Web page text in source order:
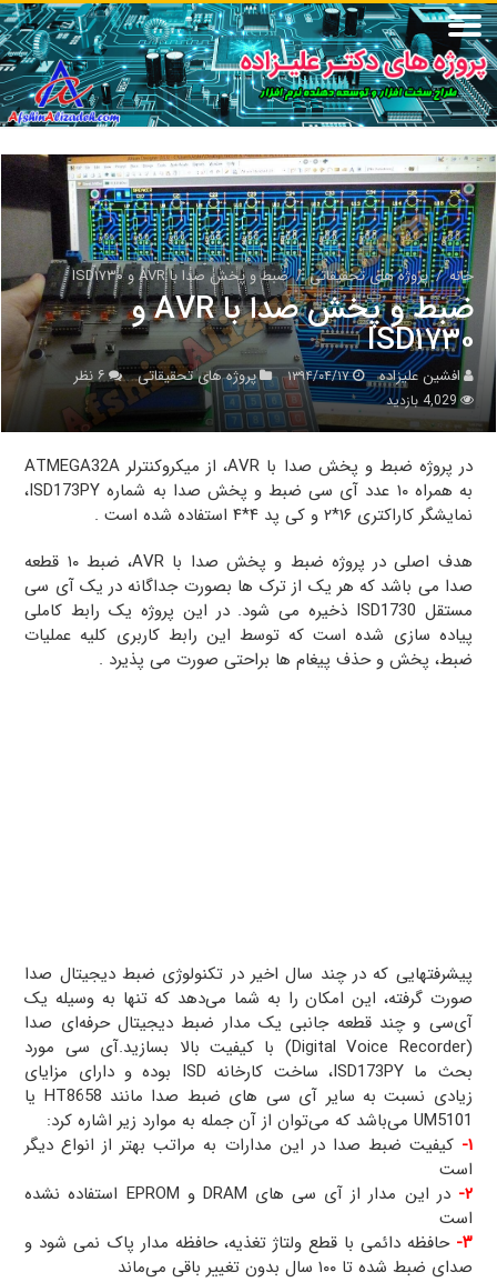
خانه / پروژه های تحقیقاتی / ضبط و پخش صدا با AVR و ISD۱۷۳۰
ضبط و پخش صدا با AVR و
ISD۱۷۳۰
افشین علیزاده ۱۳۹۴/۰۴/۱۷ پروژه های تحقیقاتی ۶ نظر
4,029 بازدید
در پروژه ضبط و پخش صدا با AVR، از میکروکنترلر ATMEGA32A
به همراه ۱۰ عدد آی سی ضبط و پخش صدا به شماره ISD173PY،
نمایشگر کاراکتری ۱۶*۲ و کی پد ۴*۴ استفاده شده است .
هدف اصلی در پروژه ضبط و پخش صدا با AVR، ضبط ۱۰ قطعه
صدا می باشد که هر یک از ترک ها بصورت جداگانه در یک آی سی
مستقل ISD1730 ذخیره می شود. در این پروژه یک رابط کاملی
پیاده سازی شده است که توسط این رابط کاربری کلیه عملیات
ضبط، پخش و حذف پیغام ها براحتی صورت می پذیرد .
پیشرفتهایی که در چند سال اخیر در تکنولوژی ضبط دیجیتال صدا
صورت گرفته، این امکان را به شما می‌دهد که تنها به وسیله یک
آی‌سی و چند قطعه جانبی یک مدار ضبط دیجیتال حرفه‌ای صدا
(Digital Voice Recorder) با کیفیت بالا بسازید.آی سی مورد
بحث ما ISD173PY، ساخت کارخانه ISD بوده و دارای مزایای
زیادی نسبت به سایر آی سی های ضبط صدا مانند HT8658 یا
UM5101 می‌باشد که می‌توان از آن جمله به موارد زیر اشاره کرد:
۱- کیفیت ضبط صدا در این مدارات به مراتب بهتر از انواع دیگر
است
۲-
در این مدار از آی سی های DRAM و EPROM استفاده نشده
است
۳- حافظه دائمی با قطع ولتاژ تغذیه، حافظه مدار پاک نمی شود و
صدای ضبط شده تا ۱۰۰ سال بدون تغییر باقی می‌ماند